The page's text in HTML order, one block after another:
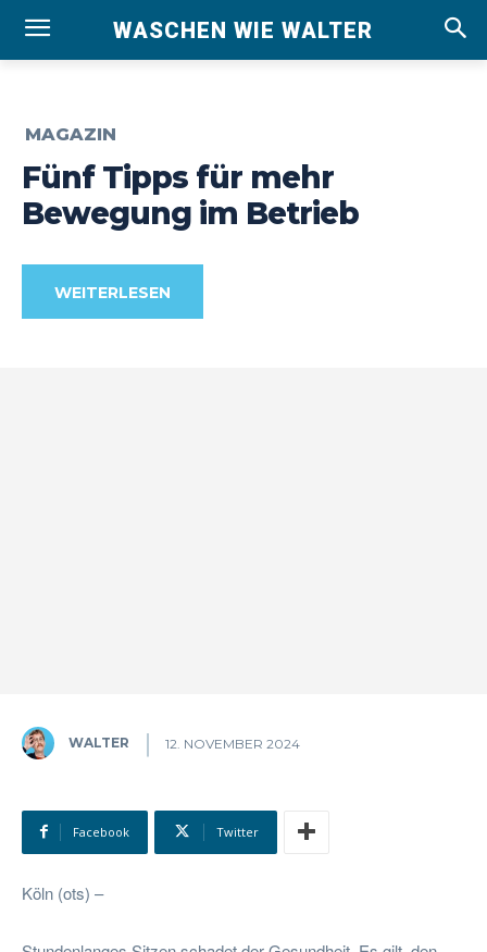
WASCHEN WIE WALTER
MAGAZIN
Fünf Tipps für mehr
Bewegung im Betrieb
WEITERLESEN
WALTER 12. NOVEMBER 2024
Facebook Twitter
Köln (ots) –